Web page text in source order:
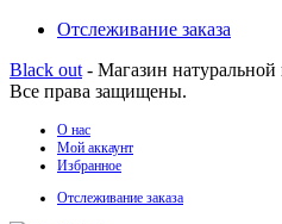
Отслеживание заказа
Black out - Магазин
Все права защищены.
О нас
Мой аккаунт
Избранное
Отслеживание заказа